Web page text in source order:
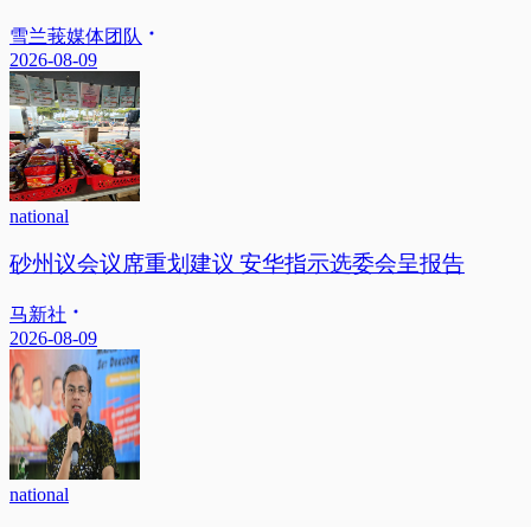
雪兰莪媒体团队
2026-08-09
national
砂州议会议席重划建议 安华指示选委会呈报告
马新社
2026-08-09
national